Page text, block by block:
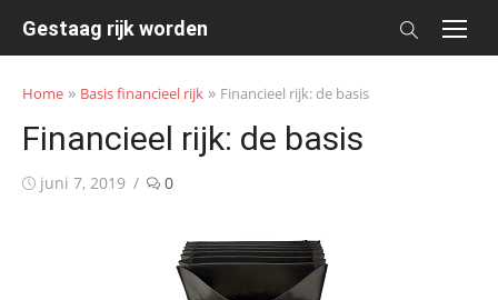
Gestaag rijk worden
Home » Basis financieel rijk » Financieel rijk: de basis
Financieel rijk: de basis
Posted
juni 7, 2019 0